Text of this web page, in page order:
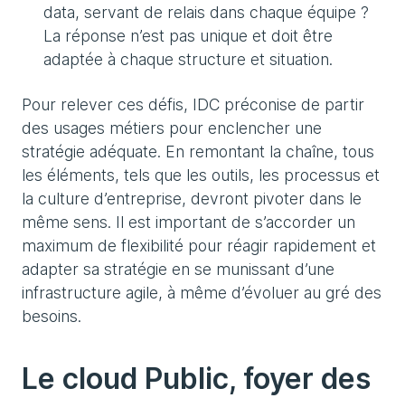
data, servant de relais dans chaque équipe ?
La réponse n’est pas unique et doit être
adaptée à chaque structure et situation.
Pour relever ces défis, IDC préconise de partir
des usages métiers pour enclencher une
stratégie adéquate. En remontant la chaîne, tous
les éléments, tels que les outils, les processus et
la culture d’entreprise, devront pivoter dans le
même sens. Il est important de s’accorder un
maximum de flexibilité pour réagir rapidement et
adapter sa stratégie en se munissant d’une
infrastructure agile, à même d’évoluer au gré des
besoins.
Le cloud Public, foyer des